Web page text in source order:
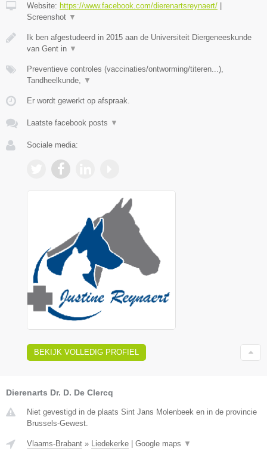
Website: https://www.facebook.com/dierenartsreynaert/ |
Screenshot ▼
Ik ben afgestudeerd in 2015 aan de Universiteit Diergeneeskunde
van Gent in ▼
Preventieve controles (vaccinaties/ontworming/titeren...),
Tandheelkunde,
▼
Er wordt gewerkt op afspraak.
Laatste facebook posts ▼
Sociale media:
BEKIJK VOLLEDIG PROFIEL
Dierenarts Dr. D. De Clercq
Niet gevestigd in de plaats Sint Jans Molenbeek en in de provincie
Brussels-Gewest.
Vlaams-Brabant » Liedekerke Google maps ▼